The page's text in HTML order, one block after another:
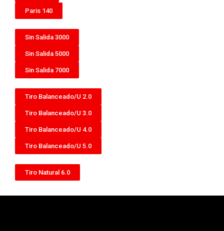
Paris 140
Sin Salida 3000
Sin Salida 5000
Sin Salida 7000
Tiro Balanceado/U 2.0
Tiro Balanceado/U 3.0
Tiro Balanceado/U 4.0
Tiro Balanceado/U 5.0
Tiro Natural 6.0